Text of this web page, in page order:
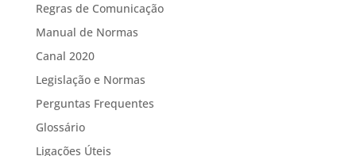
Regras de Comunicação
Manual de Normas
Canal 2020
Legislação e Normas
Perguntas Frequentes
Glossário
Ligações Úteis